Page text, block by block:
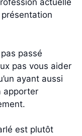
actuelle
passé
pas vous aider
ayant aussi
apporter
est plutôt